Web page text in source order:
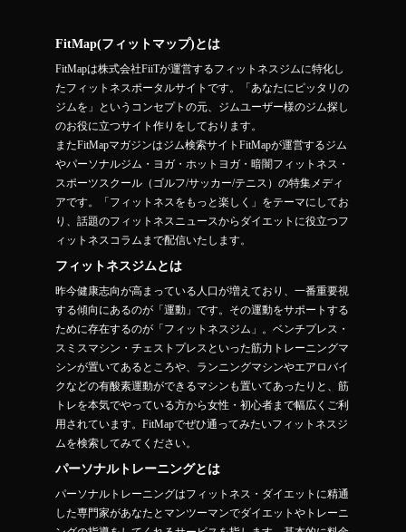
FitMap(フィットマップ)とは
FitMapは株式会社FiiTが運営するフィットネスジムに特化し
たフィットネスポータルサイトです。「あなたにピッタリの
ジムを」というコンセプトの元、ジムユーザー様のジム探し
のお役に立つサイト作りをしております。
またFitMapマガジンはジム検索サイトFitMapが運営するジム
やパーソナルジム・ヨガ・ホットヨガ・暗闇フィットネス・
スポーツスクール（ゴルフ/サッカー/テニス）の特集メディ
アです。「フィットネスをもっと楽しく」をテーマにしてお
り、話題のフィットネスニュースからダイエットに役立つフ
ィットネスコラムまで配信いたします。
フィットネスジムとは
昨今健康志向が高まっている人口が増えており、一番重要視
する傾向にあるのが「運動」です。その運動をサポートする
ために存在するのが「フィットネスジム」。ベンチプレス・
スミスマシン・チェストプレスといった筋力トレーニングマ
シンが置いてあるところや、ランニングマシンやエアロバイ
クなどの有酸素運動ができるマシンも置いてあったりと、筋
トレを本気でやっている方から女性・初心者まで幅広くご利
用されています。FitMapでぜひ通ってみたいフィットネスジ
ムを検索してみてください。
パーソナルトレーニングとは
パーソナルトレーニングはフィットネス・ダイエットに精通
した専門家があなたとマンツーマンでダイエットやトレーニ